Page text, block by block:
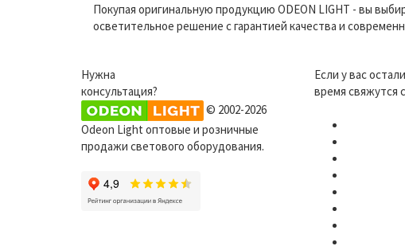
Покупая оригинальную продукцию ODEON LIGHT - вы
осветительное решение с гарантией качества и
Нужна
консультация?
Если у вас
время свяжутся
© 2002-2026
Odeon Light оптовые и розничные
продажи светового оборудования.